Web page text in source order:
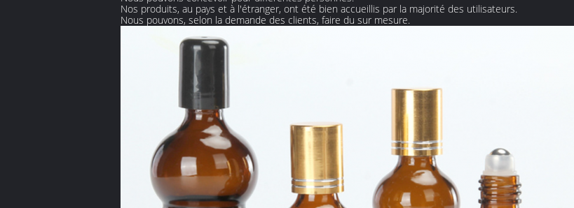
Nos produits, au pays et à l'étranger, ont été bien accueillis par la majorité des utilisateurs.
Nous pouvons, selon la demande des clients, faire du sur mesure.